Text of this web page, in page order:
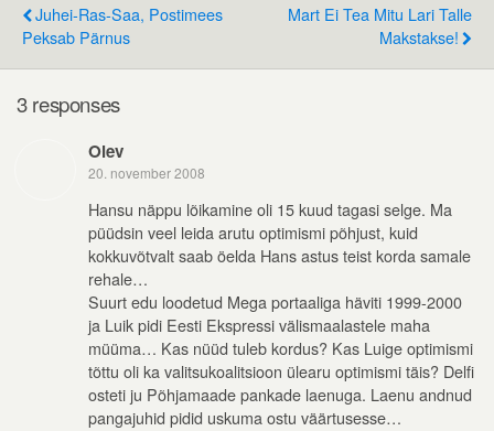
Juhei-Ras-Saa, Postimees
Peksab Pärnus
Mart Ei Tea Mitu Lari Talle
Makstakse!
3 responses
Olev
20. november 2008
Hansu näppu lõikamine oli 15 kuud tagasi selge. Ma
püüdsin veel leida arutu optimismi põhjust, kuid
kokkuvõtvalt saab öelda Hans astus teist korda samale
rehale…
Suurt edu loodetud Mega portaaliga häviti 1999-2000
ja Luik pidi Eesti Ekspressi välismaalastele maha
müüma… Kas nüüd tuleb kordus? Kas Luige optimismi
tõttu oli ka valitsukoalitsioon ülearu optimismi täis? Delfi
osteti ju Põhjamaade pankade laenuga. Laenu andnud
pangajuhid pidid uskuma ostu väärtusesse…